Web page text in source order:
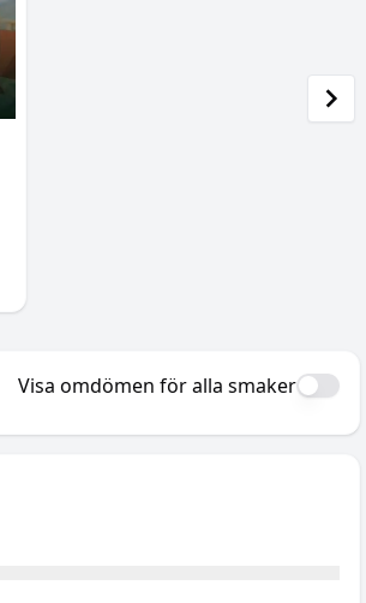
Visa omdömen för alla smaker